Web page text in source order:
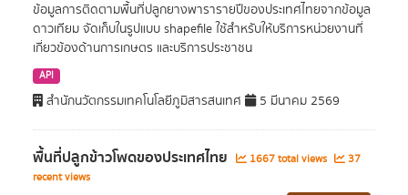
ข้อมูลการติดตามพื้นที่ปลูกยางพารารายปีของประเทศไทยจากข้อมูล
ดาวเทียม จัดเก็บในรูปแบบ shapefile ใช้สำหรับให้บริการหน่วยงานที่
เกี่ยวข้องด้านการเกษตร และบริการประชาชน
API
สำนักนวัตกรรมเทคโนโลยีภูมิสารสนเทศ 5 มีนาคม 2569
พื้นที่ปลูกข้าวโพดของประเทศไทย 1667 total views
37
recent views